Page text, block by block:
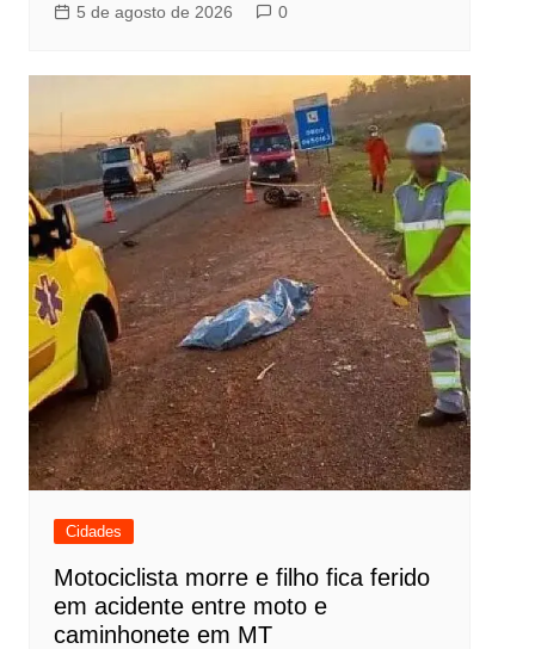
5 de agosto de 2026
0
Cidades
Motociclista morre e filho fica ferido
em acidente entre moto e
caminhonete em MT